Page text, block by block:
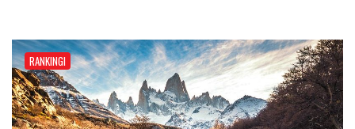
RANKINGI